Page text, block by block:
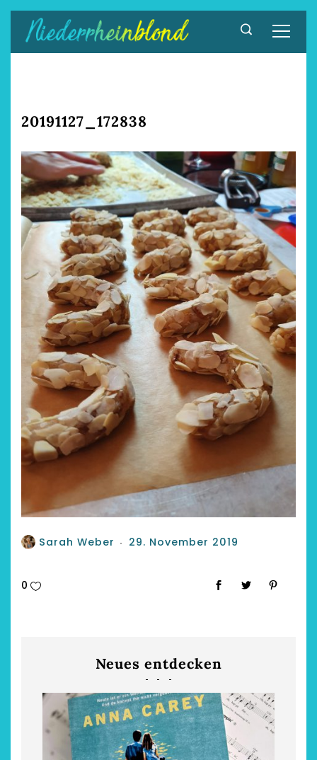
Zum
Inhalt
springen
Neues entdecken
20191127_172838
Sarah Weber 29. November 2019
0